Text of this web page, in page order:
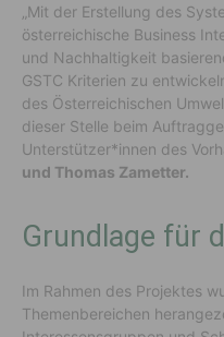
„Mit der Erstellung des
österreichische Business
und Nachhaltigkeit
GSTC Kriterien zu
des Österreichischen
dieser Stelle beim
Unterstützer*innen des
und Thomas Zametter.
Grundlage für
Im Rahmen des Projektes
Themenbereichen